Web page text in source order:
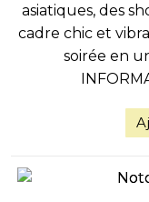
asiatiques, des
cadre chic et
soirée en